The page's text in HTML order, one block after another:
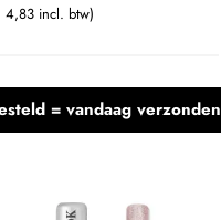
4,83 incl. btw)
= vandaag verzonden